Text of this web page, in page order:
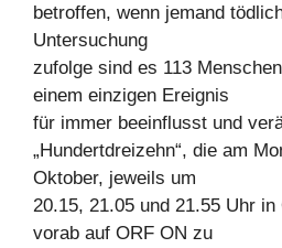
betroffen, wenn jemand
Untersuchung
zufolge sind es 113
einem einzigen Ereignis
für immer beeinflusst und
„Hundertdreizehn“, die am
Oktober, jeweils um
20.15, 21.05 und 21.55 Uhr
vorab auf ORF ON zu